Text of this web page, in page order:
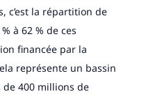
c’est la répartition de
à 62 % de ces
financée par la
représente un bassin
de 400 millions de